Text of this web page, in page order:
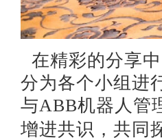
在精彩的分享
分为各个小组进
与ABB机器人管
增进共识，共同